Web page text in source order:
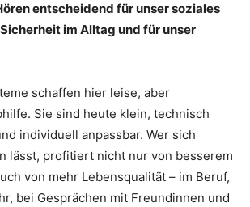
entscheidend für unser soziales
im Alltag und für unser
schaffen hier leise, aber
Sie sind heute klein, technisch
individuell anpassbar. Wer sich
lässt, profitiert nicht nur von besserem
von mehr Lebensqualität – im Beruf,
bei Gesprächen mit Freundinnen und